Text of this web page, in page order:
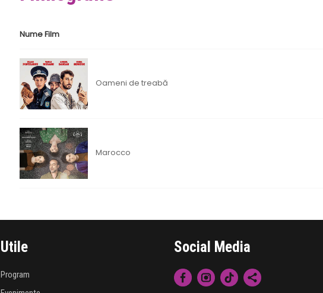
Nume Film
Oameni de treabă
Marocco
Utile
Program
Social Media